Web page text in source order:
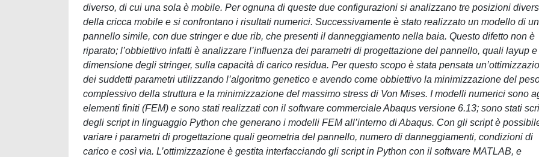
diverso, di cui una sola è mobile. Per ognuna di queste due configurazioni si analizzano tre posizioni
della cricca mobile e si confrontano i risultati numerici. Successivamente è stato realizzato un modello di un
pannello simile, con due stringer e due rib, che presenti il danneggiamento nella baia. Questo difetto non è
riparato; l’obbiettivo infatti è analizzare l’influenza dei parametri di progettazione del pannello, quali layup e
dimensione degli stringer, sulla capacità di carico residua. Per questo scopo è stata pensata
dei suddetti parametri utilizzando l’algoritmo genetico e avendo come obbiettivo la minimizzazione del
complessivo della struttura e la minimizzazione del massimo stress di Von Mises. I modelli numerici sono
elementi finiti (FEM) e sono stati realizzati con il software commerciale Abaqus versione 6.13; sono stati
degli script in linguaggio Python che generano i modelli FEM all’interno di Abaqus. Con gli script è
variare i parametri di progettazione quali geometria del pannello, numero di danneggiamenti, condizioni di
carico e così via. L’ottimizzazione è gestita interfacciando gli script in Python con il software MATLAB, e